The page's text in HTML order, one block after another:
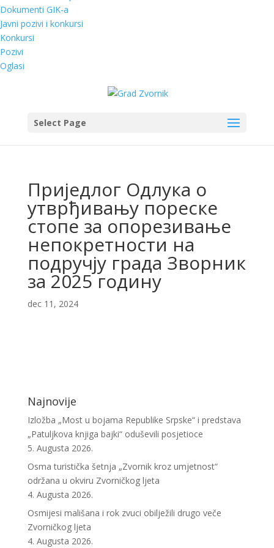
Dokumenti GIK-a
Javni pozivi i konkursi
Konkursi
Pozivi
Oglasi
Select Page
Приједлог Одлука о
утврђивању пореске
стопе за опорезивање
непокретности на
подручју града Зворник
за 2025 годину
dec 11, 2024
Najnovije
Izložba „Most u bojama Republike Srpske“ i predstava
„Patuljkova knjiga bajki“ oduševili posjetioce
5. Augusta 2026.
Osma turistička šetnja „Zvornik kroz umjetnost“
održana u okviru Zvorničkog ljeta
4. Augusta 2026.
Osmijesi mališana i rok zvuci obilježili drugo veče
Zvorničkog ljeta
4. Augusta 2026.